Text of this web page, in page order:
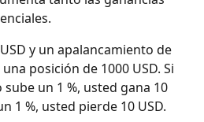
y un apalancamiento de
posición de 1000 USD. Si
un 1 %, usted gana 10
1 %, usted pierde 10 USD.